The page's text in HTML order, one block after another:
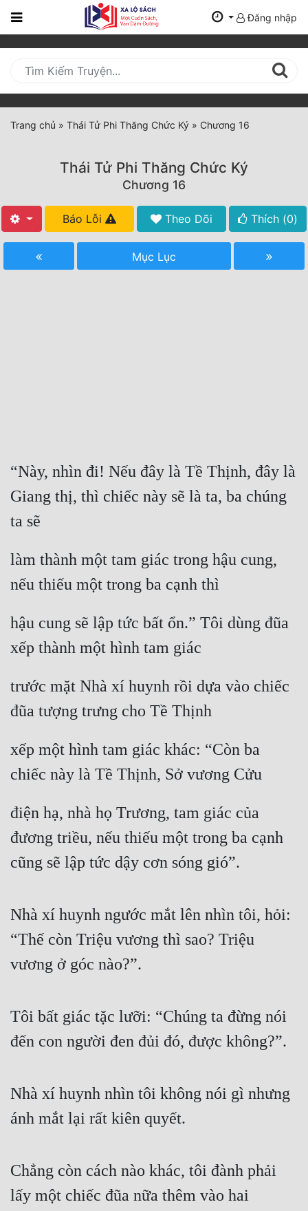
Trang
Mới
Cập
Nhật
(current)
Tất Cả
Truyện ngắn
Xa Lộ Dịch
Cổ Đại
Du Hí
Dã Sử
Dị Giới
Góc Nhìn Nữ
Huyền Huyễn
Huyền Nghi
Khoa Huyễn
Khoa Huyễn Không Gian
Kiếm Hiệp
Kỳ Huyễn
Linh Dị
Làm Giàu
Đăng nhập
Trang chủ » Thái Tử Phi Thăng Chức Ký » Chương 16
Thái Tử Phi Thăng Chức Ký
Chương 16
Báo Lỗi Theo Dõi Thích (0)
Mục Lục
“Này, nhìn đi! Nếu đây là Tề Thịnh, đây là
Giang thị, thì chiếc này sẽ là ta, ba chúng
ta sẽ
làm thành một tam giác trong hậu cung,
nếu thiếu một trong ba cạnh thì
hậu cung sẽ lập tức bất ổn.” Tôi dùng đũa
xếp thành một hình tam giác
trước mặt Nhà xí huynh rồi dựa vào chiếc
đũa tượng trưng cho Tề Thịnh
xếp một hình tam giác khác: “Còn ba
chiếc này là Tề Thịnh, Sở vương Cửu
điện hạ, nhà họ Trương, tam giác của
đương triều, nếu thiếu một trong ba cạnh
cũng sẽ lập tức dậy cơn sóng gió”.
Nhà xí huynh ngước mắt lên nhìn tôi, hỏi:
“Thế còn Triệu vương thì sao? Triệu
vương ở góc nào?”.
Tôi bất giác tặc lưỡi: “Chúng ta đừng nói
đến con người đen đủi đó, được không?”.
Nhà xí huynh nhìn tôi không nói gì nhưng
ánh mắt lại rất kiên quyết.
Chẳng còn cách nào khác, tôi đành phải
lấy một chiếc đũa nữa thêm vào hai